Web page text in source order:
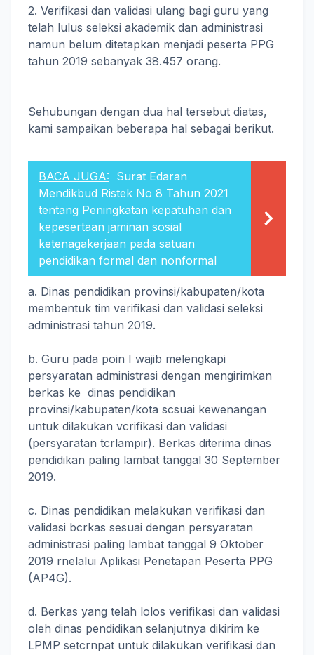
2. Verifikasi dan validasi ulang bagi guru yang
telah lulus seleksi akademik dan administrasi
namun belum ditetapkan menjadi peserta PPG
tahun 2019 sebanyak 38.457 orang.
Sehubungan dengan dua hal tersebut diatas,
kami sampaikan beberapa hal sebagai berikut.
BACA JUGA: Surat Edaran
Mendikbud Ristek No 8 Tahun 2021
tentang Peningkatan kepatuhan dan
kepesertaan jaminan sosial
ketenagakerjaan pada satuan
pendidikan formal dan nonformal
a. Dinas pendidikan provinsi/kabupaten/kota
membentuk tim verifikasi dan validasi seleksi
administrasi tahun 2019.
b. Guru pada poin I wajib melengkapi
persyaratan administrasi dengan mengirimkan
berkas ke dinas pendidikan
provinsi/kabupaten/kota scsuai kewenangan
untuk dilakukan vcrifikasi dan validasi
(persyaratan tcrlampir). Berkas diterima dinas
pendidikan paling lambat tanggal 30 September
2019.
c. Dinas pendidikan melakukan verifikasi dan
validasi bcrkas sesuai dengan persyaratan
administrasi paling lambat tanggal 9 Oktober
2019 rnelalui Aplikasi Penetapan Peserta PPG
(AP4G).
d. Berkas yang telah lolos verifikasi dan validasi
oleh dinas pendidikan selanjutnya dikirim ke
LPMP setcrnpat untuk dilakukan verifikasi dan